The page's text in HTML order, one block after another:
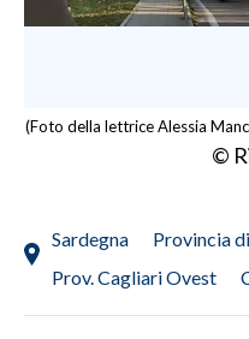
SPIAGGE
(Foto della lettrice Alessia
©
Sardegna
Provincia
Prov. Cagliari Ovest